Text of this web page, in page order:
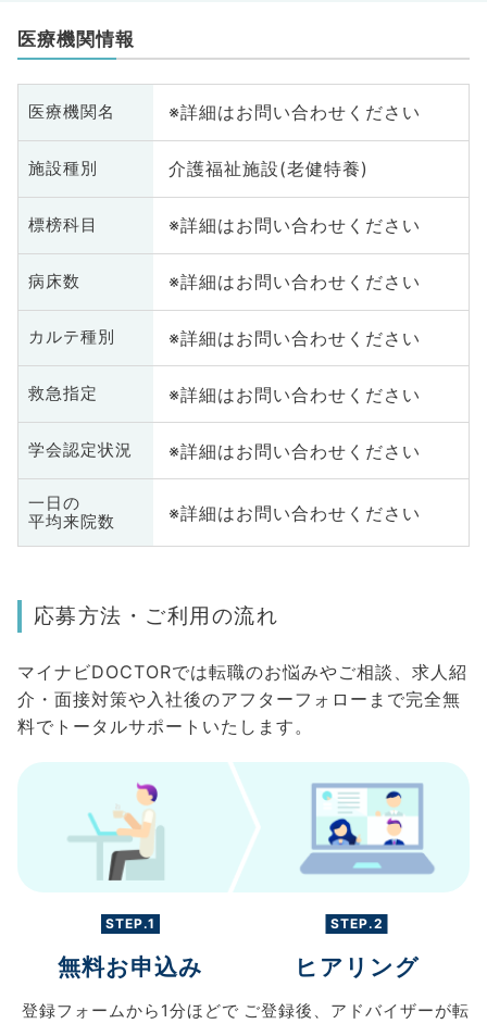
医療機関情報
医療機関名 ※詳細はお問い合わせください
施設種別 介護福祉施設(老健特養)
標榜科目 ※詳細はお問い合わせください
病床数 ※詳細はお問い合わせください
カルテ種別 ※詳細はお問い合わせください
救急指定 ※詳細はお問い合わせください
学会認定状況 ※詳細はお問い合わせください
一日の
平均来院数
※詳細はお問い合わせください
応募方法・ご利用の流れ
マイナビDOCTORでは転職のお悩みやご相談、求人紹
介・面接対策や入社後のアフターフォローまで完全無
料でトータルサポートいたします。
STEP.1
無料お申込み
登録フォームから 1分ほどで
STEP.2
ヒアリング
ご登録後、 アドバイザーが転